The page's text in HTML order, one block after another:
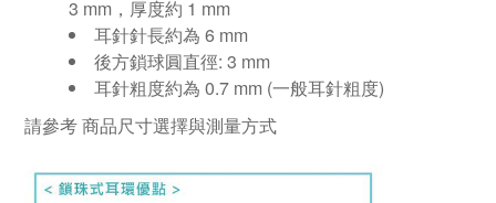
3 mm ，厚度約 1 mm
耳針針長約為 6 mm
後方鎖球圓直徑: 3 mm
耳針粗度約為 0.7 mm (一般耳針粗度)
請參考商品尺寸選擇與測量方式